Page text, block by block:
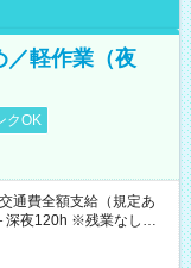
／軽作業（夜
クOK
通費全額支給（規定あ
夜120h ※残業なしの場